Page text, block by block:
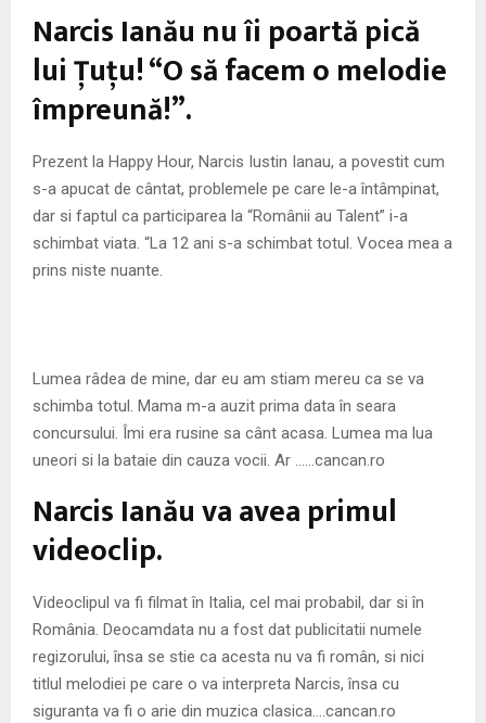
N
U
Narcis Ianău nu îi poartă pică
lui Ţuţu! “O să facem o melodie
împreună!”.
Prezent la Happy Hour, Narcis Iustin Ianau, a povestit cum
s-a apucat de cântat, problemele pe care le-a întâmpinat,
dar si faptul ca participarea la “Românii au Talent” i-a
schimbat viata. “La 12 ani s-a schimbat totul. Vocea mea a
prins niste nuante.
Lumea râdea de mine, dar eu am stiam mereu ca se va
schimba totul. Mama m-a auzit prima data în seara
concursului. Îmi era rusine sa cânt acasa. Lumea ma lua
uneori si la bataie din cauza vocii. Ar ……cancan.ro
Narcis Ianău va avea primul
videoclip.
Videoclipul va fi filmat în Italia, cel mai probabil, dar si în
România. Deocamdata nu a fost dat publicitatii numele
regizorului, însa se stie ca acesta nu va fi român, si nici
titlul melodiei pe care o va interpreta Narcis, însa cu
siguranta va fi o arie din muzica clasica….cancan.ro